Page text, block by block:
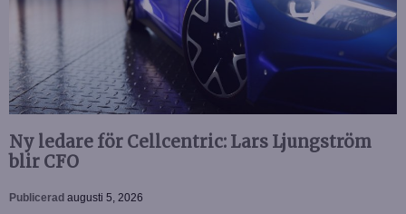
Ny ledare för Cellcentric: Lars Ljungström
blir CFO
Publicerad augusti 5, 2026